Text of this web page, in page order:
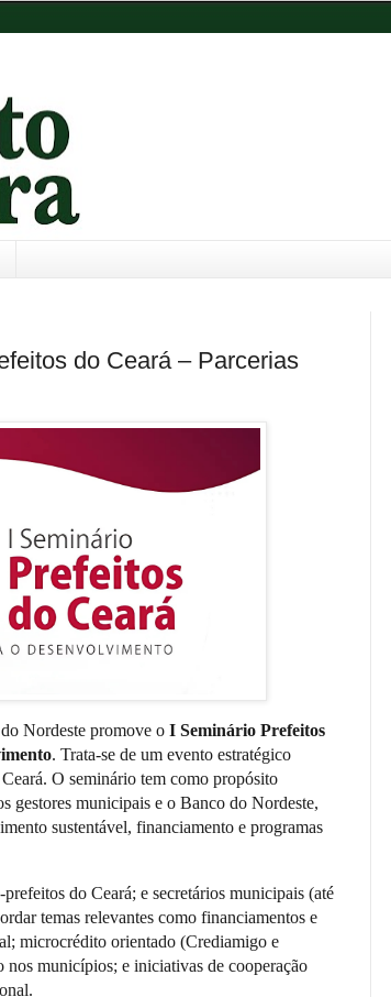
do Ceará – Parcerias
Nordeste promove o I Seminário Prefeitos
. Trata-se de um evento estratégico
O seminário tem como propósito
gestores municipais e o Banco do Nordeste,
sustentável, financiamento e programas
do Ceará; e secretários municipais (até
temas relevantes como financiamentos e
microcrédito orientado (Crediamigo e
municípios; e iniciativas de cooperação